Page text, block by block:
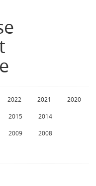
2022 2021 2020
2015 2014
2009 2008